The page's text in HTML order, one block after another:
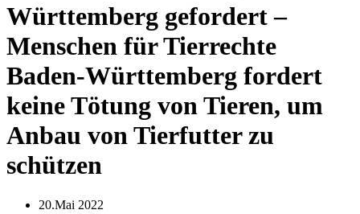
Württemberg gefordert –
Menschen für Tierrechte
Baden-Württemberg fordert
keine Tötung von Tieren, um
Anbau von Tierfutter zu
schützen
20.Mai 2022